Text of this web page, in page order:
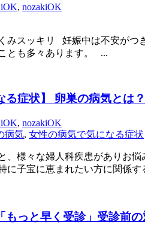
, nozakiOK
みスッキリ 妊娠中は不安がつ
とも多々あります。 ...
る症状】 卵巣の病気とは？
, nozakiOK
病気, 女性の病気で気になる症状
、様々な婦人科疾患がありお
に子宝に恵まれたい方に関係す
もっと早く受診」受診前